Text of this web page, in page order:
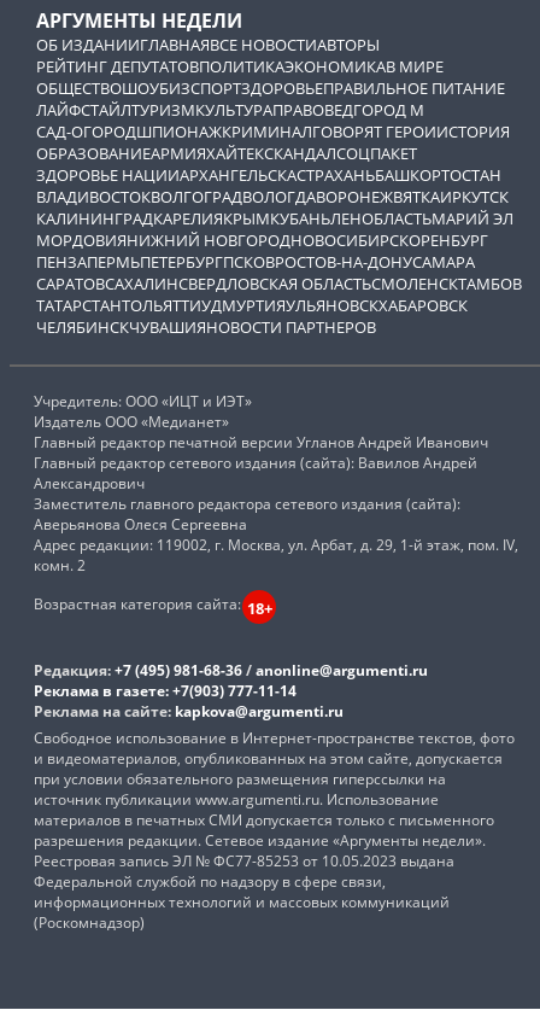
АРГУМЕНТЫ НЕДЕЛИ
ОБ ИЗДАНИИГЛАВНАЯВСЕ НОВОСТИАВТОРЫ
РЕЙТИНГ ДЕПУТАТОВПОЛИТИКАЭКОНОМИКАВ МИРЕ
ОБЩЕСТВОШОУБИЗСПОРТЗДОРОВЬЕПРАВИЛЬНОЕ ПИТАНИЕ
ЛАЙФСТАЙЛТУРИЗМКУЛЬТУРАПРАВОВЕДГОРОД М
САД-ОГОРОДШПИОНАЖКРИМИНАЛГОВОРЯТ ГЕРОИИСТОРИЯ
ОБРАЗОВАНИЕАРМИЯХАЙТЕКСКАНДАЛСОЦПАКЕТ
ЗДОРОВЬЕ НАЦИИАРХАНГЕЛЬСКАСТРАХАНЬБАШКОРТОСТАН
ВЛАДИВОСТОКВОЛГОГРАДВОЛОГДАВОРОНЕЖВЯТКАИРКУТСК
КАЛИНИНГРАДКАРЕЛИЯКРЫМКУБАНЬЛЕНОБЛАСТЬМАРИЙ ЭЛ
МОРДОВИЯНИЖНИЙ НОВГОРОДНОВОСИБИРСКОРЕНБУРГ
ПЕНЗАПЕРМЬПЕТЕРБУРГПСКОВРОСТОВ-НА-ДОНУСАМАРА
САРАТОВСАХАЛИНСВЕРДЛОВСКАЯ ОБЛАСТЬСМОЛЕНСКТАМБОВ
ТАТАРСТАНТОЛЬЯТТИУДМУРТИЯУЛЬЯНОВСКХАБАРОВСК
ЧЕЛЯБИНСКЧУВАШИЯНОВОСТИ ПАРТНЕРОВ
Учредитель: ООО «ИЦТ и ИЭТ»
Издатель ООО «Медианет»
Главный редактор печатной версии Угланов Андрей Иванович
Главный редактор сетевого издания (сайта): Вавилов Андрей
Александрович
Заместитель главного редактора сетевого издания (сайта):
Аверьянова Олеся Сергеевна
Адрес редакции: 119002, г. Москва, ул. Арбат, д. 29, 1-й этаж, пом. IV,
комн. 2
Возрастная категория сайта: 18+
Редакция:+7 (495) 981-68-36/anonline@argumenti.ru
Реклама в газете:+7(903) 777-11-14
Реклама на сайте: kapkova@argumenti.ru
Свободное использование в Интернет-пространстве текстов, фото
и видеоматериалов, опубликованных на этом сайте, допускается
при условии обязательного размещения гиперссылки на
источник публикации www.argumenti.ru. Использование
материалов в печатных СМИ допускается только с письменного
разрешения редакции. Сетевое издание «Аргументы недели».
Реестровая запись ЭЛ № ФС77-85253 от 10.05.2023 выдана
Федеральной службой по надзору в сфере связи,
информационных технологий и массовых коммуникаций
(Роскомнадзор)